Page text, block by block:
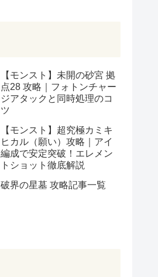
【モンスト】未開の砂宮 拠
点28 攻略｜フォトンチャー
ジアタックと同時処理のコ
ツ
【モンスト】超究極カミキ
ヒカル（願い）攻略｜アイ
編成で安定突破！エレメン
トショット徹底解説
破界の星墓 攻略記事一覧